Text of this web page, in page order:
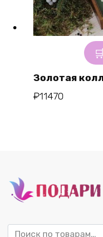
Золотая
₽11470
Искать: